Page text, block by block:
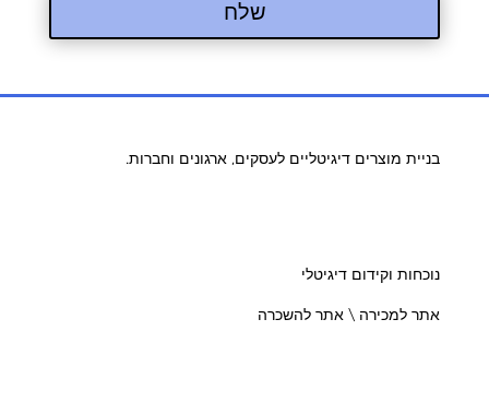
שלח
בניית מוצרים דיגיטליים לעסקים, ארגונים וחברות.
נוכחות וקידום דיגיטלי
אתר למכירה \ אתר להשכרה